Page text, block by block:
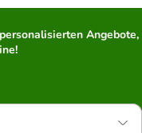
Angebote,